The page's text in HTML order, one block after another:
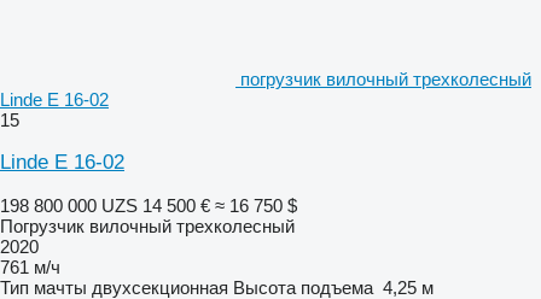
погрузчик вилочный трехколесный
Linde E 16-02
15
Linde E 16-02
198 800 000 UZS 14 500 € ≈ 16 750 $
Погрузчик вилочный трехколесный
2020
761 м/ч
Тип мачты двухсекционная Высота подъема 4,25 м